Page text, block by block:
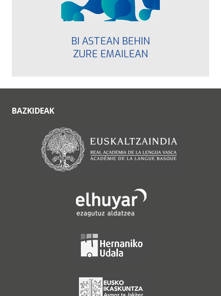
BI ASTEAN BEHIN
ZURE EMAILEAN
BAZKIDEAK